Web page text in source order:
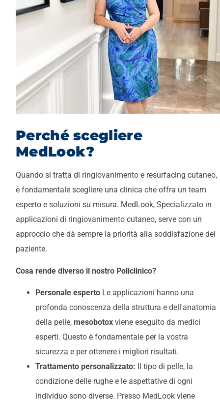
Perché scegliere
MedLook?
Quando si tratta di ringiovanimento e resurfacing cutaneo,
è fondamentale scegliere una clinica che offra un team
esperto e soluzioni su misura. MedLook, Specializzato in
applicazioni di ringiovanimento cutaneo, serve con un
approccio che dà sempre la priorità alla soddisfazione del
paziente.
Cosa rende diverso il nostro Policlinico?
Personale esperto Le applicazioni hanno una
profonda conoscenza della struttura e dell'anatomia
della pelle, mesobotox viene eseguito da medici
esperti. Questo è fondamentale per la vostra
sicurezza e per ottenere i migliori risultati.
Trattamento personalizzato: Il tipo di pelle, la
condizione delle rughe e le aspettative di ogni
individuo sono diverse. Presso MedLook viene